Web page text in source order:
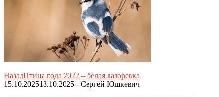
НазадПтица года 2022 – белая лазоревка
15.10.202518.10.2025 - Сергей Юшкевич